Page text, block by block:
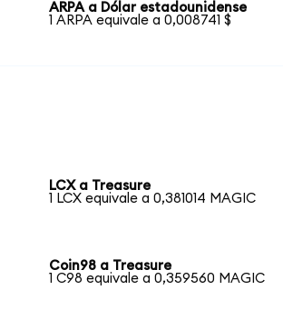
ARPA a Dólar estadounidense
1 ARPA equivale a 0,008741 $
LCX a Treasure
1 LCX equivale a 0,381014 MAGIC
Coin98 a Treasure
1 C98 equivale a 0,359560 MAGIC